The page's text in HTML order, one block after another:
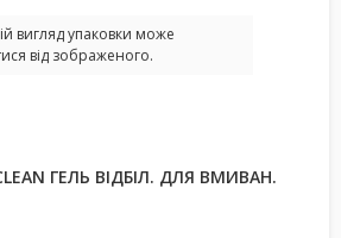
вигляд упаковки може
від зображеного.
ГЕЛЬ ВІДБІЛ. ДЛЯ ВМИВАН.